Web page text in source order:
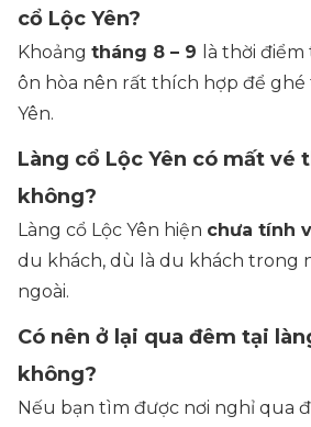
cổ Lộc Yên?
Khoảng tháng 8 – 9 là thời
ôn hòa nên rất thích hợp để ghé
Yên.
Làng cổ Lộc Yên có mất vé
không?
Làng cổ Lộc Yên hiện chưa tính
du khách, dù là du khách trong
ngoài.
Có nên ở lại qua đêm tại
không?
Nếu bạn tìm được nơi nghỉ qua